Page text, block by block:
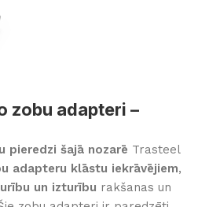
zobu adapteri –
pieredzi šajā nozarē Trasteel
adapteru klāstu iekrāvējiem,
un izturību rakšanas un